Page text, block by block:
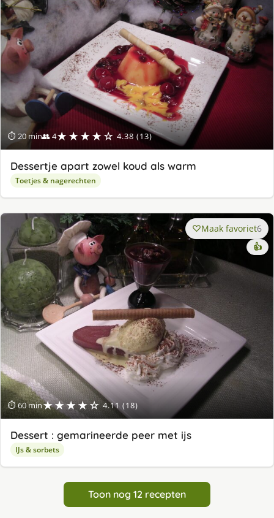
⏱ 20 min👥 4★★★★☆ 4.38 (13)
Dessertje apart zowel koud als warm
Toetjes & nagerechten
⏱ 60 min★★★★☆ 4.11 (18)
Maak favoriet6
👍
Dessert : gemarineerde peer met ijs
IJs & sorbets
Toon nog 12 recepten